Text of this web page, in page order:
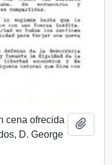
cena ofrecida
D. George